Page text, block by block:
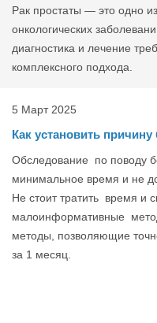
Рак простаты — это одно
онкологических
диагностика и лечение
комплексного подхода.
5 Март 2025
Как установить
Обследование по поводу
минимальное время и не
Не стоит тратить время и
малоинформативные
методы, позволяющие
за 1 месяц.